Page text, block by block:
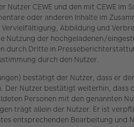
CEWE und den mit CEWE im
oder anderen Inhalte im
Abbildung und
Nutzung der hochgeladenen/
Dritte in
durch den Nutzer.
bestätigt der Nutzer, dass er
Nutzer bestätigt weiterhin,
Personen mit den genannten
trägt allein der Nutzer. Er ist
entsprechenden Bearbeitung und